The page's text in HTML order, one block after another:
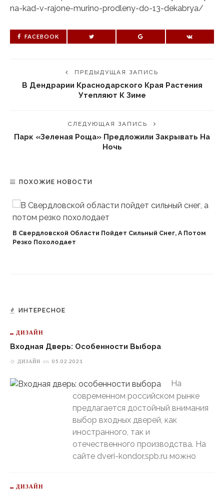
na-kad-v-rajone-murino-prodleny-do-13-dekabrya/
FACEBOOK
ПРЕДЫДУЩАЯ ЗАПИСЬ
В Дендрарии Краснодарского Края Растения
Утепляют К Зиме
СЛЕДУЮЩАЯ ЗАПИСЬ
Парк «Зеленая Роща» Предложили Закрывать На
Ночь
ПОХОЖИЕ НОВОСТИ
В Свердловской Области Пойдет Сильный Снег, А Потом
Резко Похолодает
ИНТЕРЕСНОЕ
ДИЗАЙН
Входная Дверь: Особенности Выбора
ДИЗАЙН on 05.02.2021
На
современном российском рынке
предлагается достойный внимания
выбор входных дверей, как
иностранного, так и
отечественного производства. На
сайте dveri-kondor.spb.ru можно
ДИЗАЙН